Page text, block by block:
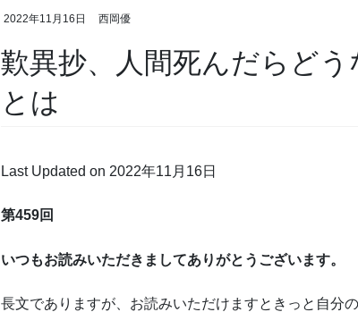
2022年11月16日 西岡優
歎異抄、人間死んだらど
とは
Last Updated on 2022年11月16日
第459回
いつもお読みいただきましてありがとうございます。
長文でありますが、お読みいただけますときっと自分